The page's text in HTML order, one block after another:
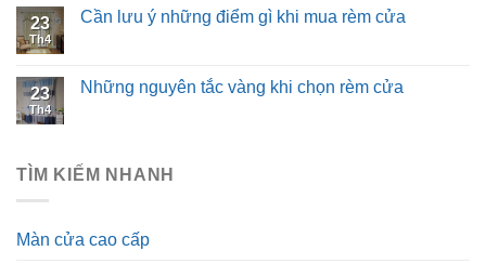
23
Th4
Cần lưu ý những điểm gì khi mua rèm cửa
23
Th4
Những nguyên tắc vàng khi chọn rèm cửa
TÌM KIẾM NHANH
Màn cửa cao cấp